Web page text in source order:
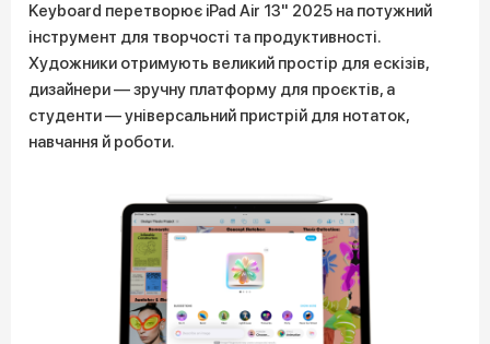
Keyboard перетворює iPad Air 13" 2025 на потужний
інструмент для творчості та продуктивності.
Художники отримують великий простір для ескізів,
дизайнери — зручну платформу для проєктів, а
студенти — універсальний пристрій для нотаток,
навчання й роботи.